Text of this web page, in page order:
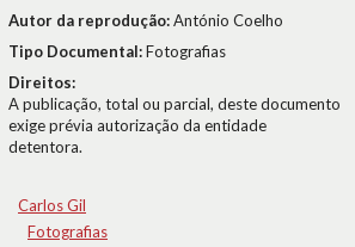
Autor da reprodução:António Coelho
Tipo Documental:Fotografias
Direitos:
A publicação, total ou parcial, deste documento
exige prévia autorização da entidade
detentora.
Carlos Gil
Fotografias